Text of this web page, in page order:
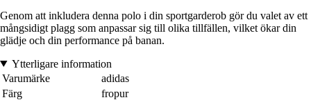
Genom att inkludera denna polo i din sportgarderob gör du valet av ett
mångsidigt plagg som anpassar sig till olika tillfällen, vilket ökar din
glädje och din performance på banan.
Ytterligare information
Varumärke
adidas
Färg
fropur